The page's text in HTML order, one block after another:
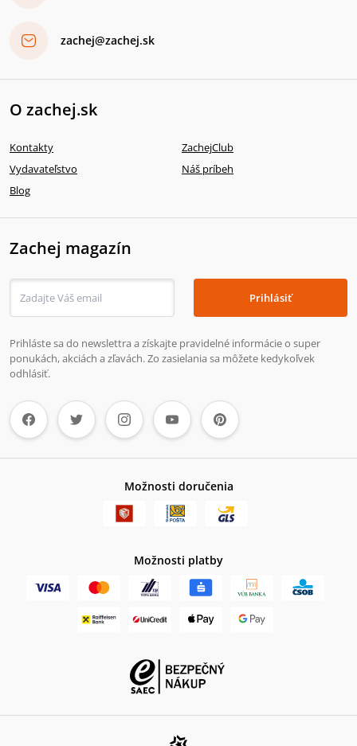
zachej@zachej.sk
O zachej.sk
Kontakty
ZachejClub
Vydavateľstvo
Náš príbeh
Blog
Zachej magazín
Prihlásiť
Prihláste sa do newslettra a získajte pravidelné informácie o super
ponukách, akciách a zľavách. Zo zasielania sa môžete kedykoľvek
odhlásiť.
Možnosti doručenia
Možnosti platby